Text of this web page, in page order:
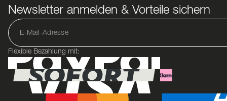
Newsletter anmelden & Vorteile sichern
Flexible Bezahlung mit: